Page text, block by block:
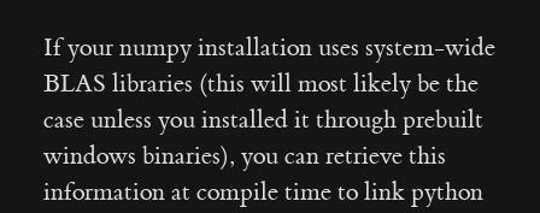
If your numpy installation uses system-wide
BLAS libraries (this will most likely be the
case unless you installed it through prebuilt
windows binaries), you can retrieve this
information at compile time to link python